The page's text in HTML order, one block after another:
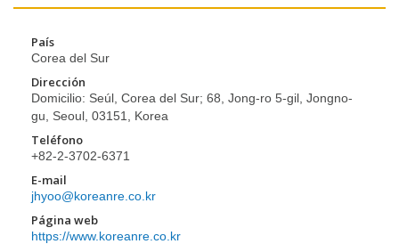
País
Corea del Sur
Dirección
Domicilio: Seúl, Corea del Sur; 68, Jong-ro 5-gil, Jongno-
gu, Seoul, 03151, Korea
Teléfono
+82-2-3702-6371
E-mail
jhyoo@koreanre.co.kr
Página web
https://www.koreanre.co.kr